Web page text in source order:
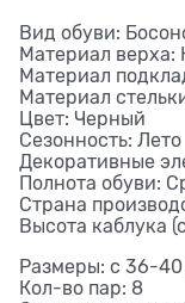
Вид обуви:
Материал верха:
Материал
Материал
Цвет: Черный
Сезонность: Лето
Декоративные
Полнота обуви:
Страна
Высота каблука
Размеры: с 36-
Кол-во пар: 8